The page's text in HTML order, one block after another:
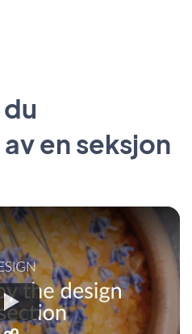
en seksjon